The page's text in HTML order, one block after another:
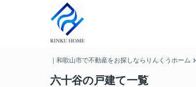
｜和歌山市で不動産をお探しならりんくうホーム
六十谷の戸建て一覧